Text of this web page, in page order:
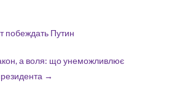
побеждать Путин
а воля: що унеможливлює
→